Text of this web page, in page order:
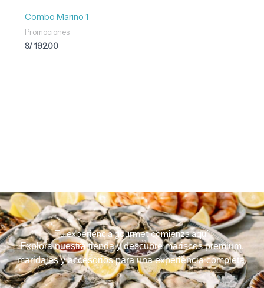
Combo Marino 1
Promociones
S/192.00
Tu experiencia gourmet comienza aquí.
Explora nuestra tienda y descubre mariscos premium,
maridajes y accesorios para una experiencia completa.